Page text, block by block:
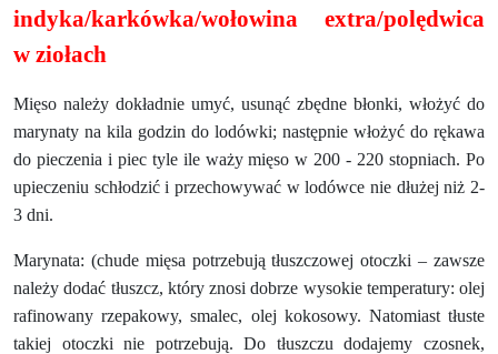
indyka/karkówka/wołowina extra/polędwica
w ziołach
Mięso należy dokładnie umyć, usunąć zbędne błonki, włożyć do
marynaty na kila godzin do lodówki; następnie włożyć do rękawa
do pieczenia i piec tyle ile waży mięso w 200 - 220 stopniach. Po
upieczeniu schłodzić i przechowywać w lodówce nie dłużej niż 2-
3 dni.
Marynata: (chude mięsa potrzebują tłuszczowej otoczki – zawsze
należy dodać tłuszcz, który znosi dobrze wysokie temperatury: olej
rafinowany rzepakowy, smalec, olej kokosowy. Natomiast tłuste
takiej otoczki nie potrzebują. Do tłuszczu dodajemy czosnek,